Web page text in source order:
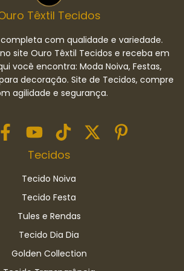
Têxtil Tecidos
com qualidade e variedade.
site Ouro Têxtil Tecidos e receba em
você encontra: Moda Noiva, Festas,
decoração. Site de Tecidos, compre
agilidade e segurança.
Tecidos
Tecido Noiva
Tecido Festa
Tules e Rendas
Tecido Dia Dia
Golden Collection